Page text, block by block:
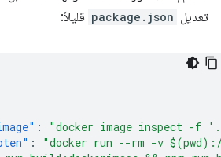
تعديل package.json قليلاً:
:
"docker image inspect -f
:
"docker run --rm -v